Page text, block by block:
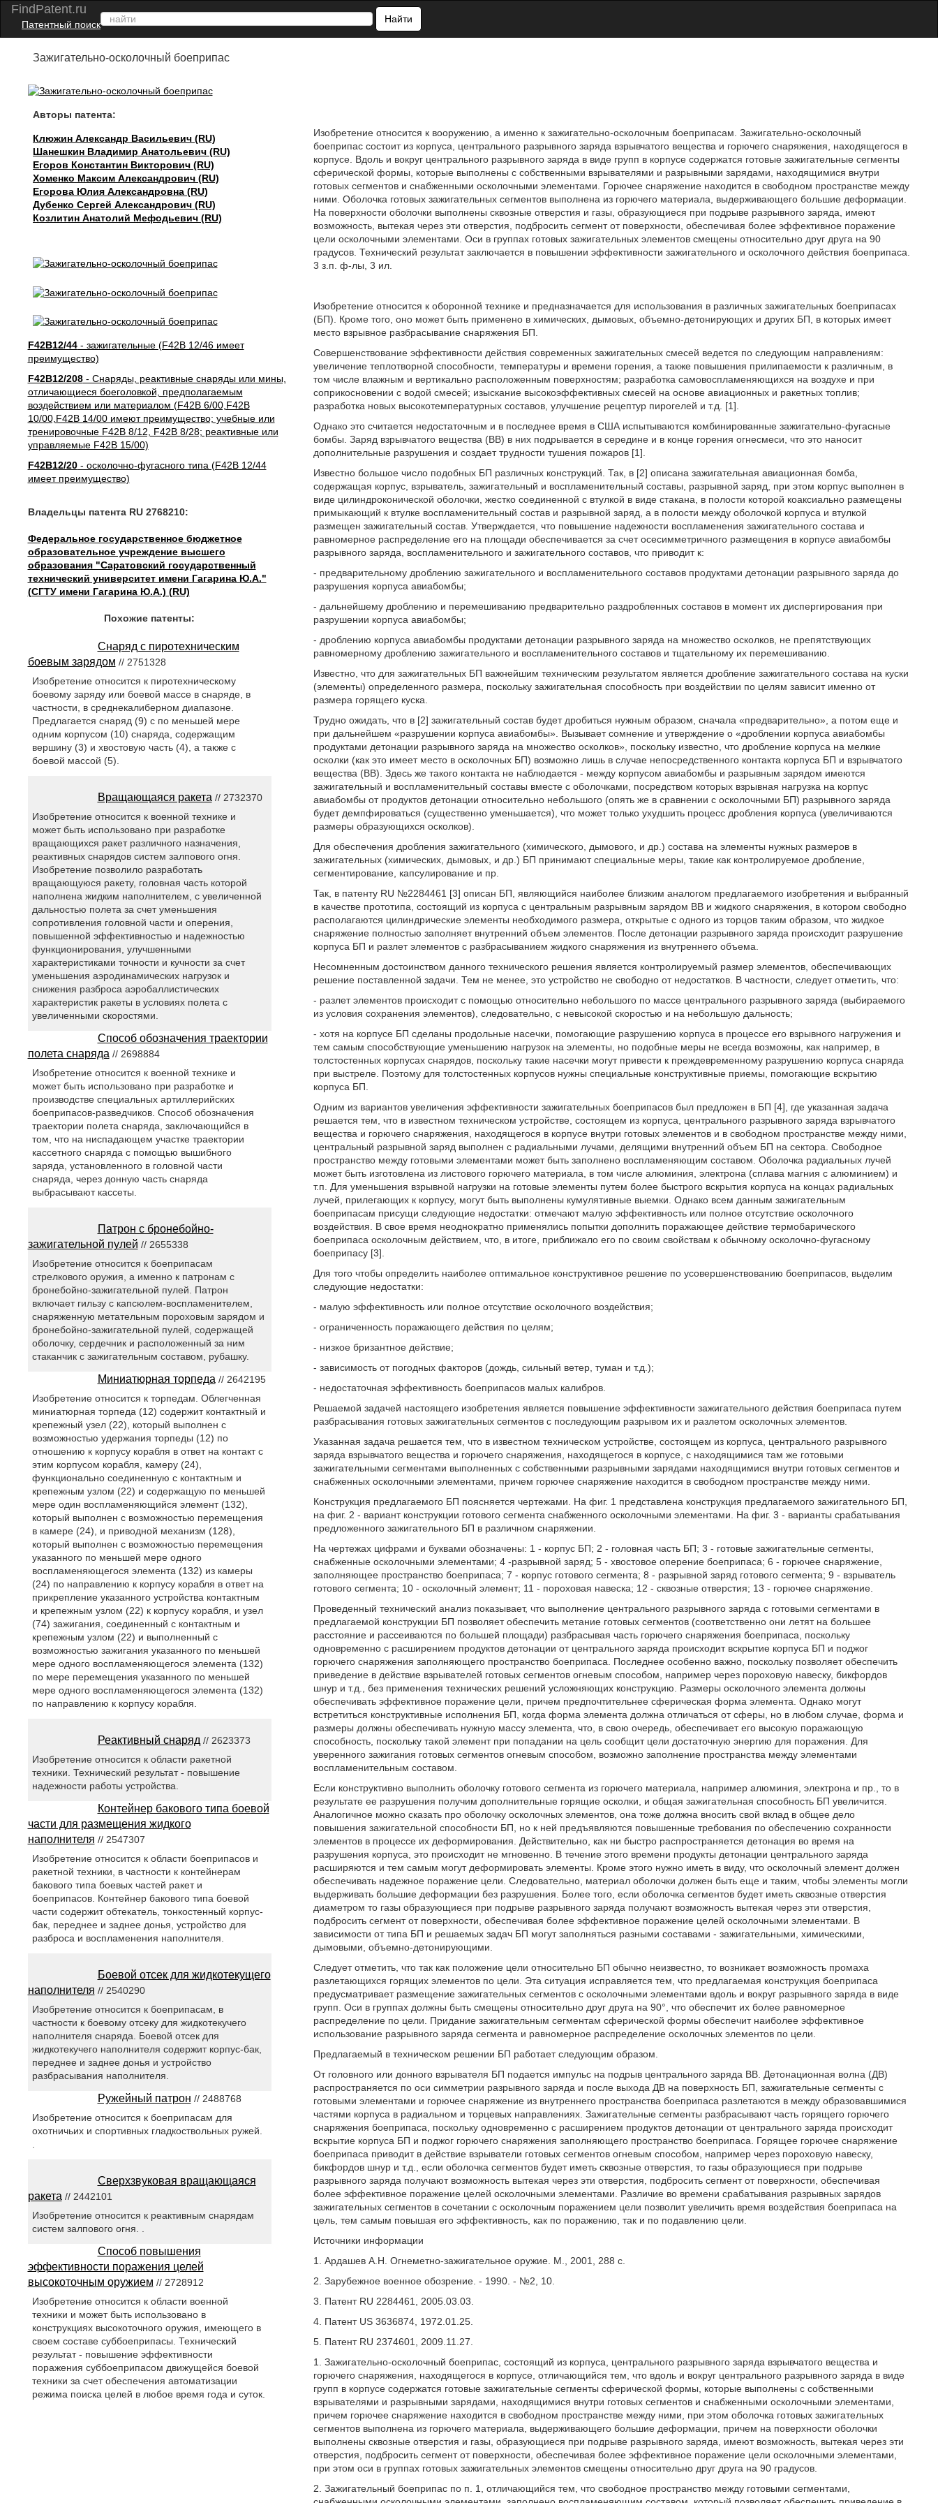
FindPatent.ru
Патентный поиск
Найти
Зажигательно-осколочный боеприпас
Авторы патента:
Клюжин Александр Васильевич (RU)
Шанешкин Владимир Анатольевич (RU)
Егоров Константин Викторович (RU)
Хоменко Максим Александрович (RU)
Егорова Юлия Александровна (RU)
Дубенко Сергей Александрович (RU)
Козлитин Анатолий Мефодьевич (RU)
F42B12/44- зажигательные (F42B 12/46 имеет
преимущество)
F42B12/208- Снаряды, реактивные снаряды или мины,
отличающиеся боеголовкой, предполагаемым
воздействием или материалом (F42B 6/00,F42B
10/00,F42B 14/00 имеют преимущество; учебные или
тренировочные F42B 8/12, F42B 8/28; реактивные или
управляемые F42B 15/00)
F42B12/20- осколочно-фугасного типа (F42B 12/44
имеет преимущество)
Владельцы патента RU 2768210:
Федеральное государственное бюджетное
образовательное учреждение высшего
образования "Саратовский государственный
технический университет имени Гагарина Ю.А."
(СГТУ имени Гагарина Ю.А.) (RU)
Изобретение относится к вооружению, а именно к зажигательно-осколочным боеприпасам. Зажигательно-осколочный
боеприпас состоит из корпуса, центрального разрывного заряда взрывчатого вещества и горючего снаряжения, находящегося в
корпусе. Вдоль и вокруг центрального разрывного заряда в виде групп в корпусе содержатся готовые зажигательные сегменты
сферической формы, которые выполнены с собственными взрывателями и разрывными зарядами, находящимися внутри
готовых сегментов и снабженными осколочными элементами. Горючее снаряжение находится в свободном пространстве между
ними. Оболочка готовых зажигательных сегментов выполнена из горючего материала, выдерживающего большие деформации.
На поверхности оболочки выполнены сквозные отверстия и газы, образующиеся при подрыве разрывного заряда, имеют
возможность, вытекая через эти отверстия, подбросить сегмент от поверхности, обеспечивая более эффективное поражение
цели осколочными элементами. Оси в группах готовых зажигательных элементов смещены относительно друг друга на 90
градусов. Технический результат заключается в повышении эффективности зажигательного и осколочного действия боеприпаса.
3 з.п. ф-лы, 3 ил.
Изобретение относится к оборонной технике и предназначается для использования в различных зажигательных боеприпасах
(БП). Кроме того, оно может быть применено в химических, дымовых, объемно-детонирующих и других БП, в которых имеет
место взрывное разбрасывание снаряжения БП.
Совершенствование эффективности действия современных зажигательных смесей ведется по следующим направлениям:
увеличение теплотворной способности, температуры и времени горения, а также повышения прилипаемости к различным, в
том числе влажным и вертикально расположенным поверхностям; разработка самовоспламеняющихся на воздухе и при
соприкосновении с водой смесей; изыскание высокоэффективных смесей на основе авиационных и ракетных топлив;
разработка новых высокотемпературных составов, улучшение рецептур пирогелей и т.д. [1].
Однако это считается недостаточным и в последнее время в США испытываются комбинированные зажигательно-фугасные
бомбы. Заряд взрывчатого вещества (ВВ) в них подрывается в середине и в конце горения огнесмеси, что это наносит
дополнительные разрушения и создает трудности тушения пожаров [1].
Известно большое число подобных БП различных конструкций. Так, в [2] описана зажигательная авиационная бомба,
содержащая корпус, взрыватель, зажигательный и воспламенительный составы, разрывной заряд, при этом корпус выполнен в
виде цилиндроконической оболочки, жестко соединенной с втулкой в виде стакана, в полости которой коаксиально размещены
примыкающий к втулке воспламенительный состав и разрывной заряд, а в полости между оболочкой корпуса и втулкой
размещен зажигательный состав. Утверждается, что повышение надежности воспламенения зажигательного состава и
равномерное распределение его на площади обеспечивается за счет осесимметричного размещения в корпусе авиабомбы
разрывного заряда, воспламенительного и зажигательного составов, что приводит к:
- предварительному дроблению зажигательного и воспламенительного составов продуктами детонации разрывного заряда до
разрушения корпуса авиабомбы;
- дальнейшему дроблению и перемешиванию предварительно раздробленных составов в момент их диспергирования при
разрушении корпуса авиабомбы;
- дроблению корпуса авиабомбы продуктами детонации разрывного заряда на множество осколков, не препятствующих
равномерному дроблению зажигательного и воспламенительного составов и тщательному их перемешиванию.
Известно, что для зажигательных БП важнейшим техническим результатом является дробление зажигательного состава на куски
(элементы) определенного размера, поскольку зажигательная способность при воздействии по целям зависит именно от
размера горящего куска.
Трудно ожидать, что в [2] зажигательный состав будет дробиться нужным образом, сначала «предварительно», а потом еще и
при дальнейшем «разрушении корпуса авиабомбы». Вызывает сомнение и утверждение о «дроблении корпуса авиабомбы
продуктами детонации разрывного заряда на множество осколков», поскольку известно, что дробление корпуса на мелкие
осколки (как это имеет место в осколочных БП) возможно лишь в случае непосредственного контакта корпуса БП и взрывчатого
вещества (ВВ). Здесь же такого контакта не наблюдается - между корпусом авиабомбы и разрывным зарядом имеются
зажигательный и воспламенительный составы вместе с оболочками, посредством которых взрывная нагрузка на корпус
авиабомбы от продуктов детонации относительно небольшого (опять же в сравнении с осколочными БП) разрывного заряда
будет демпфироваться (существенно уменьшается), что может только ухудшить процесс дробления корпуса (увеличиваются
размеры образующихся осколков).
Для обеспечения дробления зажигательного (химического, дымового, и др.) состава на элементы нужных размеров в
зажигательных (химических, дымовых, и др.) БП принимают специальные меры, такие как контролируемое дробление,
сегментирование, капсулирование и пр.
Так, в патенту RU №2284461 [3] описан БП, являющийся наиболее близким аналогом предлагаемого изобретения и выбранный
в качестве прототипа, состоящий из корпуса с центральным разрывным зарядом ВВ и жидкого снаряжения, в котором свободно
располагаются цилиндрические элементы необходимого размера, открытые с одного из торцов таким образом, что жидкое
снаряжение полностью заполняет внутренний объем элементов. После детонации разрывного заряда происходит разрушение
корпуса БП и разлет элементов с разбрасыванием жидкого снаряжения из внутреннего объема.
Несомненным достоинством данного технического решения является контролируемый размер элементов, обеспечивающих
решение поставленной задачи. Тем не менее, это устройство не свободно от недостатков. В частности, следует отметить, что:
- разлет элементов происходит с помощью относительно небольшого по массе центрального разрывного заряда (выбираемого
из условия сохранения элементов), следовательно, с невысокой скоростью и на небольшую дальность;
- хотя на корпусе БП сделаны продольные насечки, помогающие разрушению корпуса в процессе его взрывного нагружения и
тем самым способствующие уменьшению нагрузок на элементы, но подобные меры не всегда возможны, как например, в
толстостенных корпусах снарядов, поскольку такие насечки могут привести к преждевременному разрушению корпуса снаряда
при выстреле. Поэтому для толстостенных корпусов нужны специальные конструктивные приемы, помогающие вскрытию
корпуса БП.
Одним из вариантов увеличения эффективности зажигательных боеприпасов был предложен в БП [4], где указанная задача
решается тем, что в известном техническом устройстве, состоящем из корпуса, центрального разрывного заряда взрывчатого
вещества и горючего снаряжения, находящегося в корпусе внутри готовых элементов и в свободном пространстве между ними,
центральный разрывной заряд выполнен с радиальными лучами, делящими внутренний объем БП на сектора. Свободное
пространство между готовыми элементами может быть заполнено воспламеняющим составом. Оболочка радиальных лучей
может быть изготовлена из листового горючего материала, в том числе алюминия, электрона (сплава магния с алюминием) и
т.п. Для уменьшения взрывной нагрузки на готовые элементы путем более быстрого вскрытия корпуса на концах радиальных
лучей, прилегающих к корпусу, могут быть выполнены кумулятивные выемки. Однако всем данным зажигательным
боеприпасам присущи следующие недостатки: отмечают малую эффективность или полное отсутствие осколочного
воздействия. В свое время неоднократно применялись попытки дополнить поражающее действие термобарического
боеприпаса осколочным действием, что, в итоге, приближало его по своим свойствам к обычному осколочно-фугасному
боеприпасу [3].
Для того чтобы определить наиболее оптимальное конструктивное решение по усовершенствованию боеприпасов, выделим
следующие недостатки:
- малую эффективность или полное отсутствие осколочного воздействия;
- ограниченность поражающего действия по целям;
- низкое бризантное действие;
- зависимость от погодных факторов (дождь, сильный ветер, туман и т.д.);
- недостаточная эффективность боеприпасов малых калибров.
Решаемой задачей настоящего изобретения является повышение эффективности зажигательного действия боеприпаса путем
разбрасывания готовых зажигательных сегментов с последующим разрывом их и разлетом осколочных элементов.
Указанная задача решается тем, что в известном техническом устройстве, состоящем из корпуса, центрального разрывного
заряда взрывчатого вещества и горючего снаряжения, находящегося в корпусе, с находящимися там же готовыми
зажигательными сегментами выполненных с собственными разрывными зарядами находящимися внутри готовых сегментов и
снабженных осколочными элементами, причем горючее снаряжение находится в свободном пространстве между ними.
Конструкция предлагаемого БП поясняется чертежами. На фиг. 1 представлена конструкция предлагаемого зажигательного БП,
на фиг. 2 - вариант конструкции готового сегмента снабженного осколочными элементами. На фиг. 3 - варианты срабатывания
предложенного зажигательного БП в различном снаряжении.
На чертежах цифрами и буквами обозначены: 1 - корпус БП; 2 - головная часть БП; 3 - готовые зажигательные сегменты,
снабженные осколочными элементами; 4 -разрывной заряд; 5 - хвостовое оперение боеприпаса; 6 - горючее снаряжение,
заполняющее пространство боеприпаса; 7 - корпус готового сегмента; 8 - разрывной заряд готового сегмента; 9 - взрыватель
готового сегмента; 10 - осколочный элемент; 11 - пороховая навеска; 12 - сквозные отверстия; 13 - горючее снаряжение.
Проведенный технический анализ показывает, что выполнение центрального разрывного заряда с готовыми сегментами в
предлагаемой конструкции БП позволяет обеспечить метание готовых сегментов (соответственно они летят на большее
расстояние и рассеиваются по большей площади) разбрасывая часть горючего снаряжения боеприпаса, поскольку
одновременно с расширением продуктов детонации от центрального заряда происходит вскрытие корпуса БП и поджог
горючего снаряжения заполняющего пространство боеприпаса. Последнее особенно важно, поскольку позволяет обеспечить
приведение в действие взрывателей готовых сегментов огневым способом, например через пороховую навеску, бикфордов
шнур и т.д., без применения технических решений усложняющих конструкцию. Размеры осколочного элемента должны
обеспечивать эффективное поражение цели, причем предпочтительнее сферическая форма элемента. Однако могут
встретиться конструктивные исполнения БП, когда форма элемента должна отличаться от сферы, но в любом случае, форма и
размеры должны обеспечивать нужную массу элемента, что, в свою очередь, обеспечивает его высокую поражающую
способность, поскольку такой элемент при попадании на цель сообщит цели достаточную энергию для поражения. Для
уверенного зажигания готовых сегментов огневым способом, возможно заполнение пространства между элементами
воспламенительным составом.
Если конструктивно выполнить оболочку готового сегмента из горючего материала, например алюминия, электрона и пр., то в
результате ее разрушения получим дополнительные горящие осколки, и общая зажигательная способность БП увеличится.
Аналогичное можно сказать про оболочку осколочных элементов, она тоже должна вносить свой вклад в общее дело
повышения зажигательной способности БП, но к ней предъявляются повышенные требования по обеспечению сохранности
элементов в процессе их деформирования. Действительно, как ни быстро распространяется детонация во время на
разрушения корпуса, это происходит не мгновенно. В течение этого времени продукты детонации центрального заряда
расширяются и тем самым могут деформировать элементы. Кроме этого нужно иметь в виду, что осколочный элемент должен
обеспечивать надежное поражение цели. Следовательно, материал оболочки должен быть еще и таким, чтобы элементы могли
выдерживать большие деформации без разрушения. Более того, если оболочка сегментов будет иметь сквозные отверстия
диаметром то газы образующиеся при подрыве разрывного заряда получают возможность вытекая через эти отверстия,
подбросить сегмент от поверхности, обеспечивая более эффективное поражение целей осколочными элементами. В
зависимости от типа БП и решаемых задач БП могут заполняться разными составами - зажигательными, химическими,
дымовыми, объемно-детонирующими.
Следует отметить, что так как положение цели относительно БП обычно неизвестно, то возникает возможность промаха
разлетающихся горящих элементов по цели. Эта ситуация исправляется тем, что предлагаемая конструкция боеприпаса
предусматривает размещение зажигательных сегментов с осколочными элементами вдоль и вокруг разрывного заряда в виде
групп. Оси в группах должны быть смещены относительно друг друга на 90°, что обеспечит их более равномерное
распределение по цели. Придание зажигательным сегментам сферической формы обеспечит наиболее эффективное
использование разрывного заряда сегмента и равномерное распределение осколочных элементов по цели.
Предлагаемый в техническом решении БП работает следующим образом.
От головного или донного взрывателя БП подается импульс на подрыв центрального заряда ВВ. Детонационная волна (ДВ)
распространяется по оси симметрии разрывного заряда и после выхода ДВ на поверхность БП, зажигательные сегменты с
готовыми элементами и горючее снаряжение из внутреннего пространства боеприпаса разлетаются в между образовавшимися
частями корпуса в радиальном и торцевых направлениях. Зажигательные сегменты разбрасывают часть горящего горючего
снаряжения боеприпаса, поскольку одновременно с расширением продуктов детонации от центрального заряда происходит
вскрытие корпуса БП и поджог горючего снаряжения заполняющего пространство боеприпаса. Горящее горючее снаряжение
боеприпаса приводит в действие взрыватели готовых сегментов огневым способом, например через пороховую навеску,
бикфордов шнур и т.д., если оболочка сегментов будет иметь сквозные отверстия, то газы образующиеся при подрыве
разрывного заряда получают возможность вытекая через эти отверстия, подбросить сегмент от поверхности, обеспечивая
более эффективное поражение целей осколочными элементами. Различие во времени срабатывания разрывных зарядов
зажигательных сегментов в сочетании с осколочным поражением цели позволит увеличить время воздействия боеприпаса на
цель, тем самым повышая его эффективность, как по поражению, так и по подавлению цели.
Источники информации
1. Ардашев А.Н. Огнеметно-зажигательное оружие. М., 2001, 288 с.
2. Зарубежное военное обозрение. - 1990. - №2, 10.
3. Патент RU 2284461, 2005.03.03.
4. Патент US 3636874, 1972.01.25.
5. Патент RU 2374601, 2009.11.27.
1. Зажигательно-осколочный боеприпас, состоящий из корпуса, центрального разрывного заряда взрывчатого вещества и
горючего снаряжения, находящегося в корпусе, отличающийся тем, что вдоль и вокруг центрального разрывного заряда в виде
групп в корпусе содержатся готовые зажигательные сегменты сферической формы, которые выполнены с собственными
взрывателями и разрывными зарядами, находящимися внутри готовых сегментов и снабженными осколочными элементами,
причем горючее снаряжение находится в свободном пространстве между ними, при этом оболочка готовых зажигательных
сегментов выполнена из горючего материала, выдерживающего большие деформации, причем на поверхности оболочки
выполнены сквозные отверстия и газы, образующиеся при подрыве разрывного заряда, имеют возможность, вытекая через эти
отверстия, подбросить сегмент от поверхности, обеспечивая более эффективное поражение цели осколочными элементами,
при этом оси в группах готовых зажигательных элементов смещены относительно друг друга на 90 градусов.
2. Зажигательный боеприпас по п. 1, отличающийся тем, что свободное пространство между готовыми сегментами,
Похожие патенты:
Снаряд с пиротехническим
боевым зарядом // 2751328
Изобретение относится к пиротехническому
боевому заряду или боевой массе в снаряде, в
частности, в среднекалиберном диапазоне.
Предлагается снаряд (9) с по меньшей мере
одним корпусом (10) снаряда, содержащим
вершину (3) и хвостовую часть (4), а также с
боевой массой (5).
Вращающаяся ракета// 2732370
Изобретение относится к военной технике и
может быть использовано при разработке
вращающихся ракет различного назначения,
реактивных снарядов систем залпового огня.
Изобретение позволило разработать
вращающуюся ракету, головная часть которой
наполнена жидким наполнителем, с увеличенной
дальностью полета за счет уменьшения
сопротивления головной части и оперения,
повышенной эффективностью и надежностью
функционирования, улучшенными
характеристиками точности и кучности за счет
уменьшения аэродинамических нагрузок и
снижения разброса аэробаллистических
характеристик ракеты в условиях полета с
увеличенными скоростями.
Способ обозначения траектории
полета снаряда// 2698884
Изобретение относится к военной технике и
может быть использовано при разработке и
производстве специальных артиллерийских
боеприпасов-разведчиков. Способ обозначения
траектории полета снаряда, заключающийся в
том, что на ниспадающем участке траектории
кассетного снаряда с помощью вышибного
заряда, установленного в головной части
снаряда, через донную часть снаряда
выбрасывают кассеты.
Патрон с бронебойно-
зажигательной пулей // 2655338
Изобретение относится к боеприпасам
стрелкового оружия, а именно к патронам с
бронебойно-зажигательной пулей. Патрон
включает гильзу с капсюлем-воспламенителем,
снаряженную метательным пороховым зарядом и
бронебойно-зажигательной пулей, содержащей
оболочку, сердечник и расположенный за ним
стаканчик с зажигательным составом, рубашку.
Миниатюрная торпеда // 2642195
Изобретение относится к торпедам. Облегченная
миниатюрная торпеда (12) содержит контактный и
крепежный узел (22), который выполнен с
возможностью удержания торпеды (12) по
отношению к корпусу корабля в ответ на контакт с
этим корпусом корабля, камеру (24),
функционально соединенную с контактным и
крепежным узлом (22) и содержащую по меньшей
мере один воспламеняющийся элемент (132),
который выполнен с возможностью перемещения
в камере (24), и приводной механизм (128),
который выполнен с возможностью перемещения
указанного по меньшей мере одного
воспламеняющегося элемента (132) из камеры
(24) по направлению к корпусу корабля в ответ на
прикрепление указанного устройства контактным
и крепежным узлом (22) к корпусу корабля, и узел
(74) зажигания, соединенный с контактным и
крепежным узлом (22) и выполненный с
возможностью зажигания указанного по меньшей
мере одного воспламеняющегося элемента (132)
по мере перемещения указанного по меньшей
мере одного воспламеняющегося элемента (132)
по направлению к корпусу корабля.
Реактивный снаряд // 2623373
Изобретение относится к области ракетной
техники. Технический результат - повышение
надежности работы устройства.
Контейнер бакового типа боевой
части для размещения жидкого
наполнителя // 2547307
Изобретение относится к области боеприпасов и
ракетной техники, в частности к контейнерам
бакового типа боевых частей ракет и
боеприпасов. Контейнер бакового типа боевой
части содержит обтекатель, тонкостенный корпус-
бак, переднее и заднее донья, устройство для
разброса и воспламенения наполнителя.
Боевой отсек для жидкотекущего
наполнителя // 2540290
Изобретение относится к боеприпасам, в
частности к боевому отсеку для жидкотекучего
наполнителя снаряда. Боевой отсек для
жидкотекучего наполнителя содержит корпус-бак,
переднее и заднее донья и устройство
разбрасывания наполнителя.
Ружейный патрон // 2488768
Изобретение относится к боеприпасам для
охотничьих и спортивных гладкоствольных ружей.
Сверхзвуковая вращающаяся
ракета // 2442101
Изобретение относится к реактивным снарядам
систем залпового огня. .
Способ повышения
эффективности поражения целей
высокоточным оружием // 2728912
Изобретение относится к области военной
техники и может быть использовано в
конструкциях высокоточного оружия, имеющего в
своем составе суббоеприпасы. Технический
результат - повышение эффективности
поражения суббоеприпасом движущейся боевой
техники за счет обеспечения автоматизации
режима поиска целей в любое время года и суток.